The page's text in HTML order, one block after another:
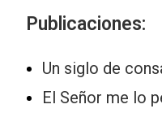
Publicaciones:
Un siglo de
El Señor me lo